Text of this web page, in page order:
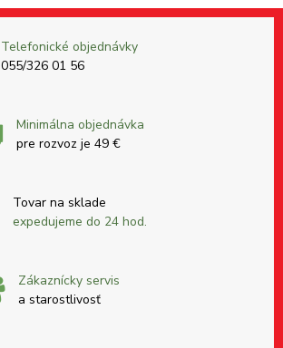
Telefonické objednávky
055/326 01 56
Minimálna objednávka
pre rozvoz je 49 €
Tovar na sklade
expedujeme do 24 hod.
Zákaznícky servis
a starostlivosť